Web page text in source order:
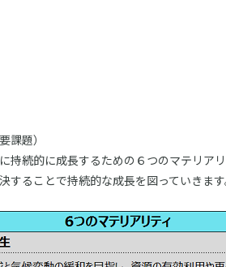
題）
持続的に成長するための６つのマテリ
することで持続的な成長を図っていきま